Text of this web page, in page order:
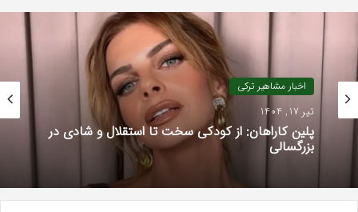
اخبار مشاهیر ترکی
تیر 17, 1404
پلین کاراهان: از کودکی سخت تا استقلال و شادی در
بزرگسالی